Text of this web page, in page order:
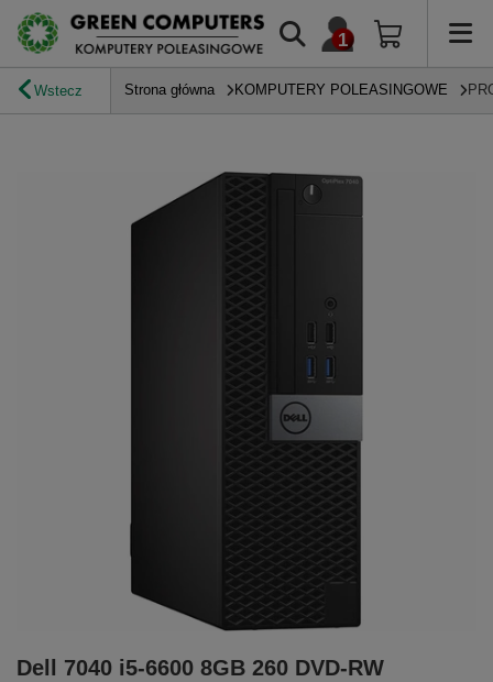
Wstecz Strona główna KOMPUTERY POLEASINGOWE
Dell 7040 i5-6600 8GB 260 DVD-RW